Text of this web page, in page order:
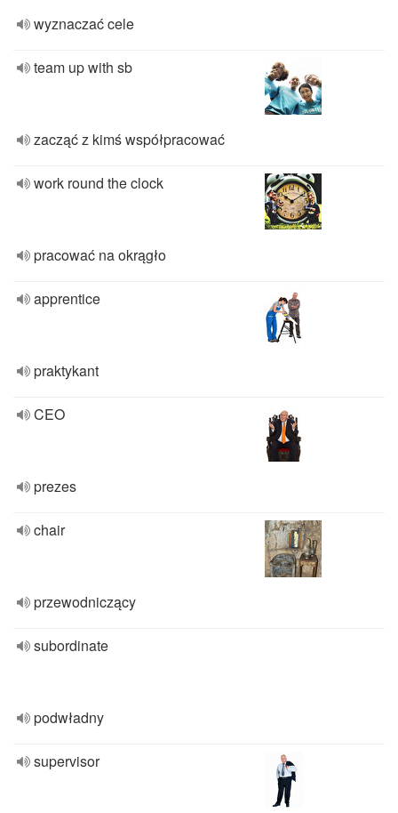
wyznaczać cele
team up with sb
zacząć z kimś współpracować
work round the clock
pracować na okrągło
apprentice
praktykant
CEO
prezes
chair
przewodniczący
subordinate
podwładny
supervisor